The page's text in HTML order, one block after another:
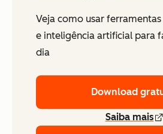
Veja como usar
e inteligência artificial para
dia
Download
Saiba mais